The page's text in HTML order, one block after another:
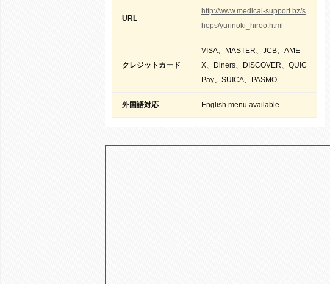
URL
http://www.medical-support.bz/s
hops/yurinoki_hiroo.html
クレジットカード
VISA、MASTER、JCB、AME
X、Diners、DISCOVER、QUIC
Pay、SUICA、PASMO
外国語対応 English menu available